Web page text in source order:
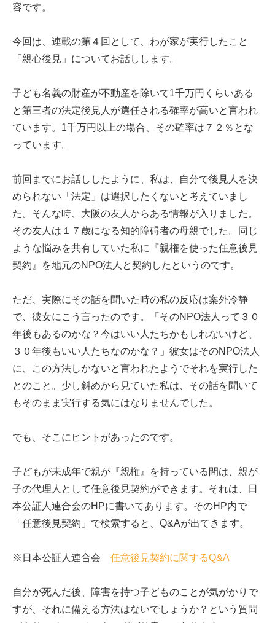
容です。
今回は、連載の第４回として、わが家が実行したこと
「親心後見」についてお話しします。
子ども名義の財産が不動産を除いて1千万円くらいある
と第三者の法定後見人が選任される確率が高いと言われ
ています。1千万円以上の場合、その確率は７２％とな
っています。
前回までにお話ししたように、私は、自分で後見人を決
められない「法定」は選択したくないと考えていまし
た。そんな時、大阪の友人からある情報が入りました。
その友人は１７歳になる知的障碍者の母親でした。同じ
ような悩みを共有していた私に『親権を使った任意後見
契約』を地元のNPO法人と契約したというのです。
ただ、実際にその話を聞いた時の私の反応は案外冷静
で、彼女にこう言ったのです。「そのNPO法人って３０
年後もあるのかな？今はいい人たちかもしれないけど、
３０年後もいい人たちなのかな？」彼女はそのNPO法人
に、この方法しかないと言われたようでそれを実行した
とのこと。少し斜めから見ていた私は、その話を聞いて
もそのまま実行する気にはなりませんでした。
でも、そこにヒントがあったのです。
子どもが未成年で親が『親権』を持っている間は、親が
子の代理人として任意後見契約ができます。それは、日
本公証人連合会のHPに書いてあります。そのHP内で
「任意後見契約」で検索すると、Q&Aが出てきます。
※日本公証人連合会 任意後見契約に関するQ&A
自分が死んだ後、障害を持つ子どものことが気がかりで
すが、それに備える方法はないでしょうか？という質問